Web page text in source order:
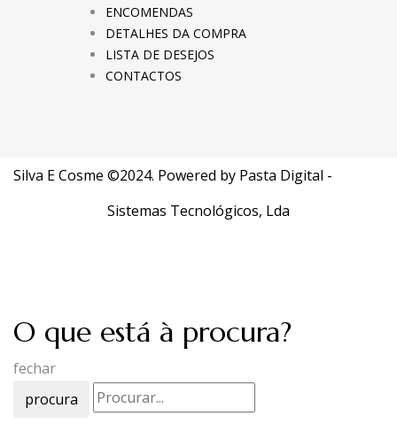
ENCOMENDAS
DETALHES DA COMPRA
LISTA DE DESEJOS
CONTACTOS
Silva E Cosme ©2024. Powered by Pasta Digital -
Sistemas Tecnológicos, Lda
O que está à procura?
fechar
procura